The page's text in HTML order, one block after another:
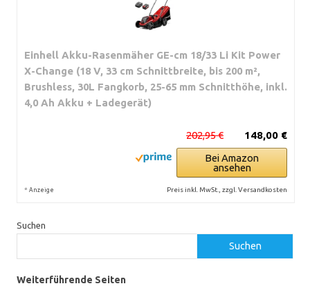
Einhell Akku-Rasenmäher GE-cm 18/33 Li Kit Power
X-Change (18 V, 33 cm Schnittbreite, bis 200 m²,
Brushless, 30L Fangkorb, 25-65 mm Schnitthöhe, inkl.
4,0 Ah Akku + Ladegerät)
148,00 €
202,95 €
Bei Amazon
ansehen
* Anzeige Preis inkl. MwSt., zzgl. Versandkosten
Suchen
Suchen
Weiterführende Seiten